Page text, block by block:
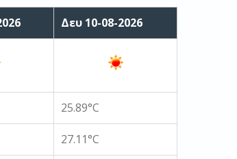
Δευ 10-08-2026
25.89°C
27.11°C